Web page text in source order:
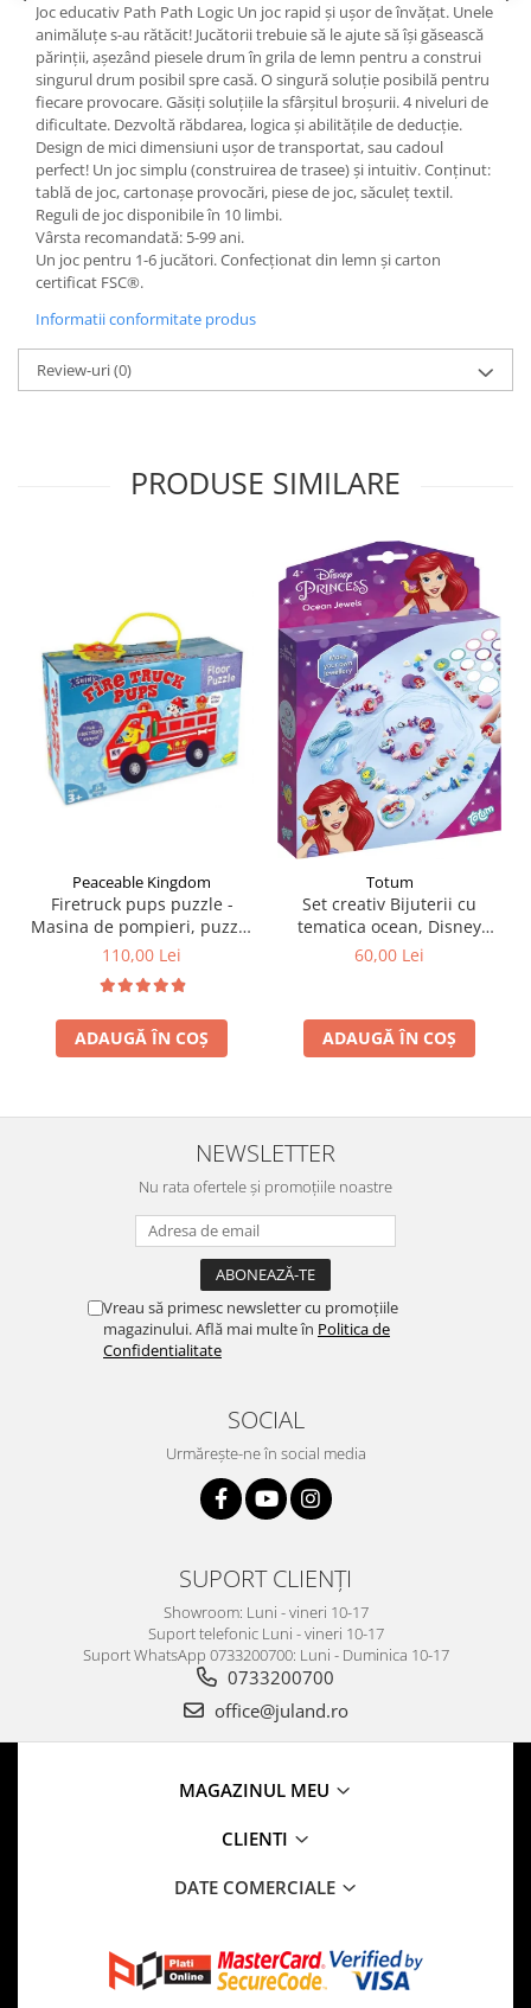
Joc educativ Path Path Logic Un joc rapid și ușor de învățat. Unele
animăluțe s-au rătăcit! Jucătorii trebuie să le ajute să își găsească
părinții, așezând piesele drum în grila de lemn pentru a construi
singurul drum posibil spre casă. O singură soluție posibilă pentru
fiecare provocare. Găsiți soluțiile la sfârșitul broșurii. 4 niveluri de
dificultate. Dezvoltă răbdarea, logica și abilitățile de deducție.
Design de mici dimensiuni ușor de transportat, sau cadoul
perfect! Un joc simplu (construirea de trasee) și intuitiv. Conținut:
tablă de joc, cartonașe provocări, piese de joc, săculeț textil.
Reguli de joc disponibile în 10 limbi.
Vârsta recomandată: 5-99 ani.
Un joc pentru 1-6 jucători. Confecționat din lemn și carton
certificat FSC®.
Informatii conformitate produs
Review-uri(0)
PRODUSE SIMILARE
Peaceable Kingdom
Firetruck pups puzzle -
Masina de pompieri, puzzle
mare de podea
110,00 Lei
ADAUGĂ ÎN COȘ
Totum
Set creativ Bijuterii cu
tematica ocean, Disney
Princess
60,00 Lei
ADAUGĂ ÎN COȘ
NEWSLETTER
Nu rata ofertele și promoțiile noastre
Vreau să primesc newsletter cu promoțiile
magazinului. Află mai multe în Politica de
Confidentialitate
SOCIAL
Urmărește-ne în social media
SUPORT CLIENȚI
Showroom: Luni - vineri 10-17
Suport telefonic Luni - vineri 10-17
Suport WhatsApp 0733200700: Luni - Duminica 10-17
0733200700
office@juland.ro
MAGAZINUL MEU
CLIENTI
DATE COMERCIALE